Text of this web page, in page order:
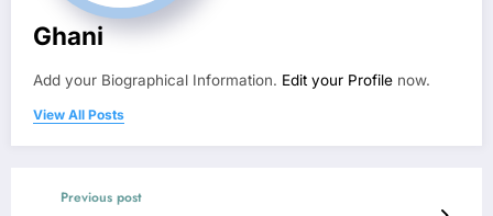
Ghani
Add your Biographical Information. Edit your Profile now.
View All Posts
Previous post